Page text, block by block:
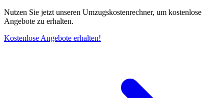
Nutzen Sie jetzt unseren Umzugskostenrechner, um kostenlose
Angebote zu erhalten.
Kostenlose Angebote erhalten!